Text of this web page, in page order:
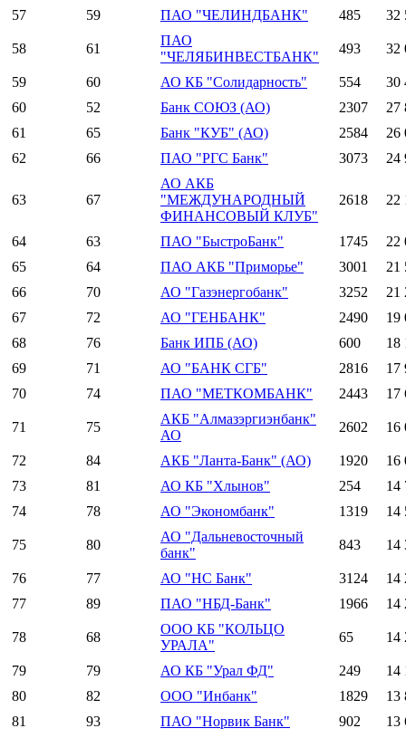
57
59 ПАО "ЧЕЛИНДБАНК" 485 32
58 61
ПАО
"ЧЕЛЯБИНВЕСТБАНК"
493 32
59 60 АО КБ "Солидарность" 554
30
60
52 Банк СОЮЗ (АО) 2307
27
61
65 Банк "КУБ" (АО) 2584
26
62
66 ПАО "РГС Банк" 3073 24
63 67
АО АКБ
"МЕЖДУНАРОДНЫЙ
ФИНАНСОВЫЙ КЛУБ"
2618 22
64 63 ПАО "БыстроБанк" 1745
22
65
64 ПАО АКБ "Приморье" 3001
21
66
70 АО "Газэнергобанк" 3252
21
67
72 АО "ГЕНБАНК" 2490
19
68
76 Банк ИПБ (АО) 600
18
69
71 АО "БАНК СГБ" 2816
17
70
74 ПАО "МЕТКОМБАНК" 2443 17
71 75
АКБ "Алмазэргиэнбанк"
АО
2602 16
72 84 АКБ "Ланта-Банк" (АО) 1920
16
73
81 АО КБ "Хлынов" 254
14
74
78 АО "Экономбанк" 1319 14
75 80
АО "Дальневосточный
банк"
843 14
76 77 АО "НС Банк" 3124
14
77
89 ПАО "НБД-Банк" 1966 14
78 68
ООО КБ "КОЛЬЦО
УРАЛА"
65 14
79 79 АО КБ "Урал ФД" 249
14
80
82 ООО "Инбанк" 1829
13
81
93 ПАО "Норвик Банк" 902 13